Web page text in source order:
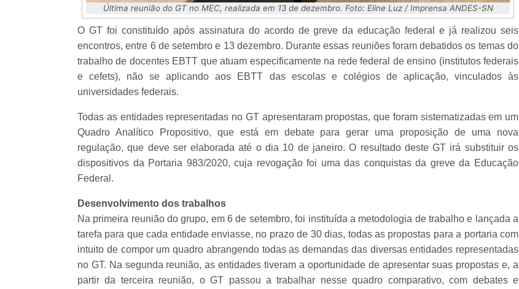
Última reunião do GT no MEC, realizada em 13 de dezembro. Foto: Eline Luz / Imprensa ANDES-SN
O GT foi constituído após assinatura do acordo de greve da educação federal e já realizou seis
encontros, entre 6 de setembro e 13 dezembro. Durante essas reuniões foram debatidos os temas do
trabalho de docentes EBTT que atuam especificamente na rede federal de ensino (institutos federais
e cefets), não se aplicando aos EBTT das escolas e colégios de aplicação, vinculados às
universidades federais.
Todas as entidades representadas no GT apresentaram propostas, que foram sistematizadas em um
Quadro Analítico Propositivo, que está em debate para gerar uma proposição de uma nova
regulação, que deve ser elaborada até o dia 10 de janeiro. O resultado deste GT irá substituir os
dispositivos da Portaria 983/2020, cuja revogação foi uma das conquistas da greve da Educação
Federal.
Desenvolvimento dos trabalhos
Na primeira reunião do grupo, em 6 de setembro, foi instituída a metodologia de trabalho e lançada a
tarefa para que cada entidade enviasse, no prazo de 30 dias, todas as propostas para a portaria com
intuito de compor um quadro abrangendo todas as demandas das diversas entidades representadas
no GT. Na segunda reunião, as entidades tiveram a oportunidade de apresentar suas propostas e, a
partir da terceira reunião, o GT passou a trabalhar nesse quadro comparativo, com debates e